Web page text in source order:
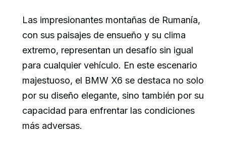
Las impresionantes montañas de Rumanía,
con sus paisajes de ensueño y su clima
extremo, representan un desafío sin igual
para cualquier vehículo. En este escenario
majestuoso, el BMW X6 se destaca no solo
por su diseño elegante, sino también por su
capacidad para enfrentar las condiciones
más adversas.